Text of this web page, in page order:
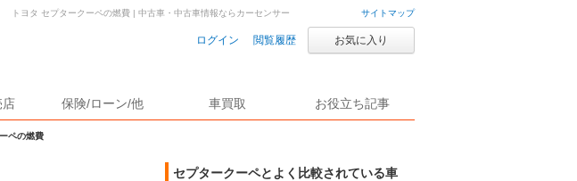
サイトマップ
ログイン 閲覧履歴 お気に入り
店 保険/ローン/他 車買取 お役立ち記事
ペの燃費
トヨタ セプタークーペの燃費 | 中古車・中古車情報ならカーセンサー
セプタークーペとよく比較されている車